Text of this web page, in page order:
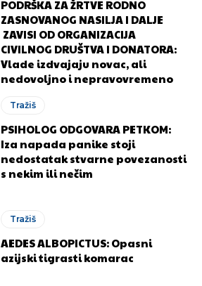
PODRŠKA ZA ŽRTVE RODNO
ZASNOVANOG NASILJA I DALJE
ZAVISI OD ORGANIZACIJA
CIVILNOG DRUŠTVA I DONATORA:
Vlade izdvajaju novac, ali
nedovoljno i nepravovremeno
Tražiš
PSIHOLOG ODGOVARA PETKOM:
Iza napada panike stoji
nedostatak stvarne povezanosti
s nekim ili nečim
Tražiš
AEDES ALBOPICTUS: Opasni
azijski tigrasti komarac